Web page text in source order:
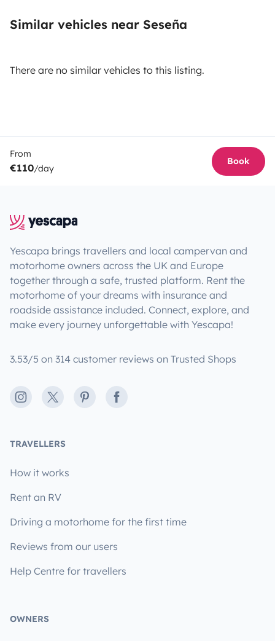
Similar vehicles near Seseña
There are no similar vehicles to this listing.
From
€110/day
Book
Yescapa brings travellers and local campervan and
motorhome owners across the UK and Europe
together through a safe, trusted platform. Rent the
motorhome of your dreams with insurance and
roadside assistance included. Connect, explore, and
make every journey unforgettable with Yescapa!
3.53/5 on 314 customer reviews on Trusted Shops
Instagram
X PinterestFacebook
TRAVELLERS
How it works
Rent an RV
Driving a motorhome for the first time
Reviews from our users
Help Centre for travellers
OWNERS